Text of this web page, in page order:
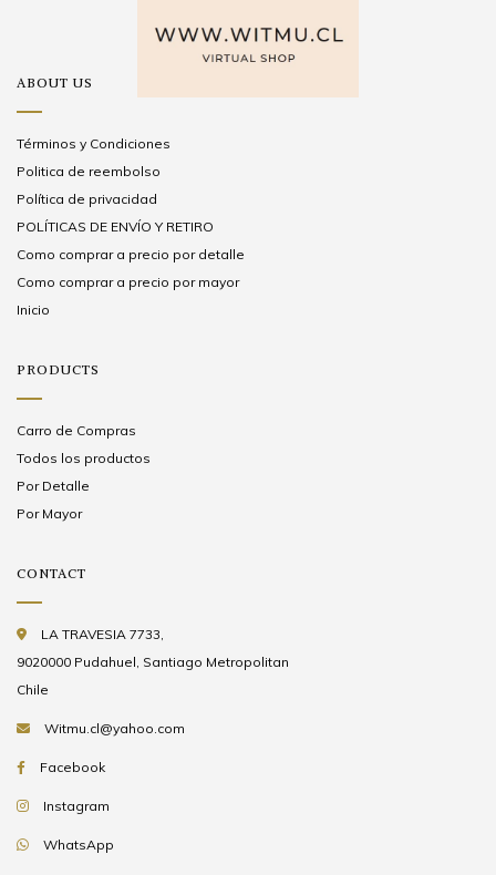
ABOUT US
Términos y Condiciones
Politica de reembolso
Política de privacidad
POLÍTICAS DE ENVÍO Y RETIRO
Como comprar a precio por detalle
Como comprar a precio por mayor
Inicio
PRODUCTS
Carro de Compras
Todos los productos
Por Detalle
Por Mayor
CONTACT
LA TRAVESIA 7733,
9020000 Pudahuel, Santiago Metropolitan
Chile
Witmu.cl@yahoo.com
Facebook
Instagram
WhatsApp